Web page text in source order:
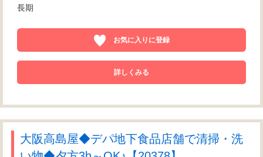
長期
お気に入りに登録
詳しくみる
大阪高島屋◆デパ地下食品店舗で清掃・洗